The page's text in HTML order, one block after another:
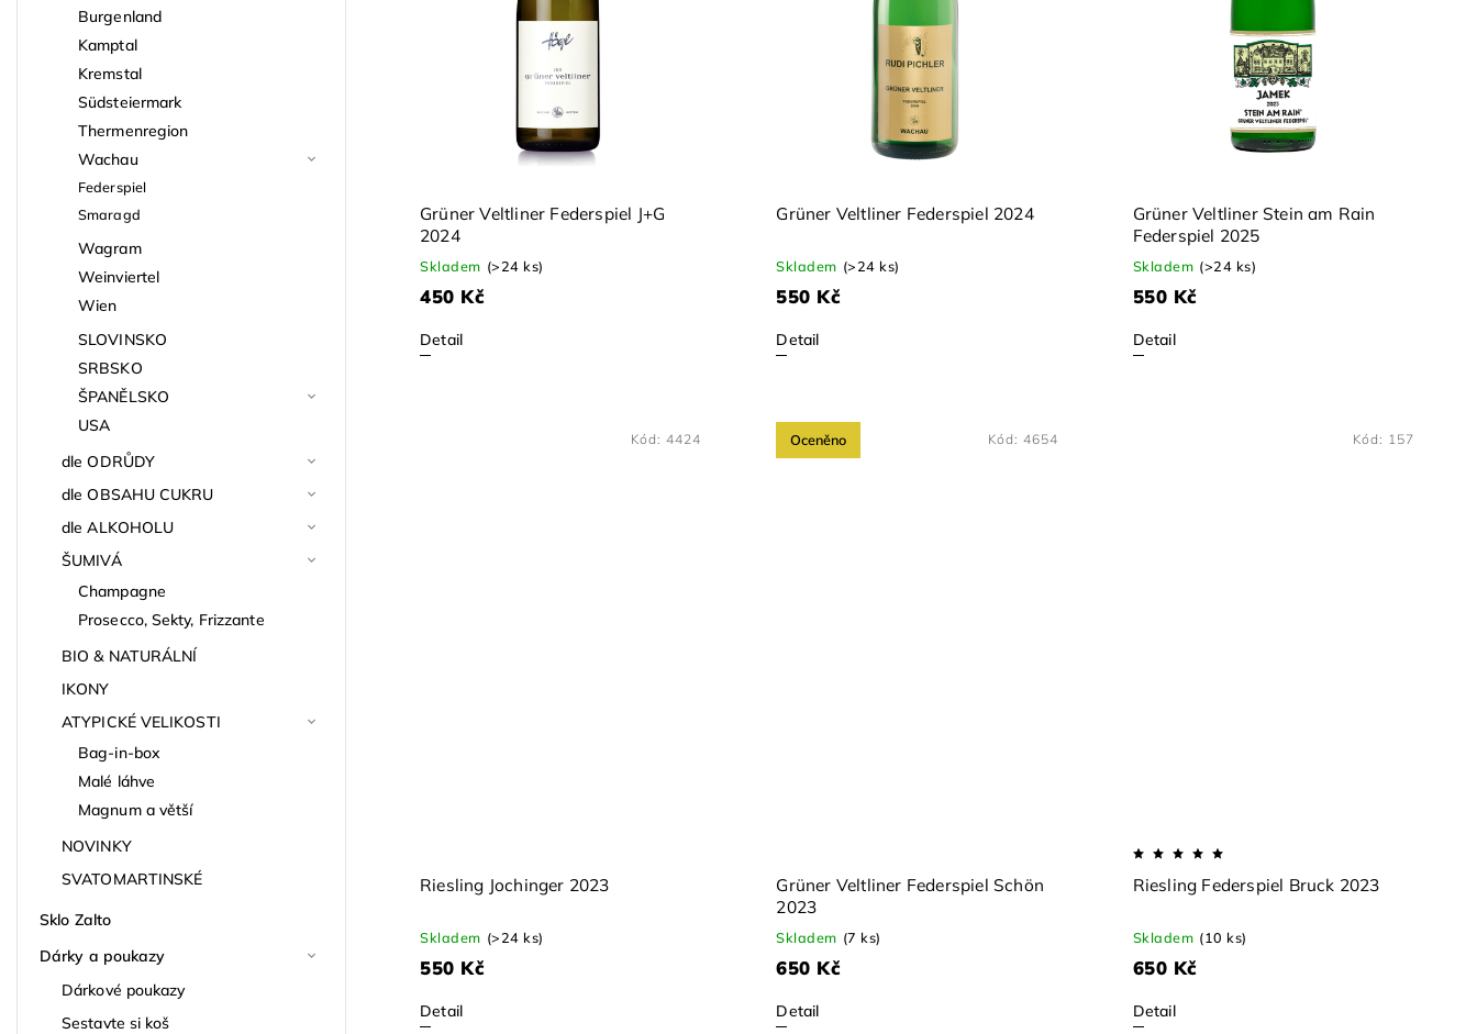
Burgenland
Kamptal
Kremstal
Südsteiermark
Thermenregion
Wachau
Federspiel
Smaragd
Wagram
Weinviertel
Wien
SLOVINSKO
SRBSKO
ŠPANĚLSKO
USA
dle ODRŮDY
dle OBSAHU CUKRU
dle ALKOHOLU
ŠUMIVÁ
Champagne
Prosecco, Sekty, Frizzante
BIO & NATURÁLNÍ
IKONY
ATYPICKÉ VELIKOSTI
Bag-in-box
Malé láhve
Magnum a větší
NOVINKY
SVATOMARTINSKÉ
Sklo Zalto
Dárky a poukazy
Dárkové poukazy
Sestavte si koš
Grüner Veltliner Federspiel J+G
2024
Skladem (>24 ks)
450 Kč
Detail
Grüner Veltliner Federspiel 2024
Skladem (>24 ks)
550 Kč
Detail
Grüner Veltliner Stein am Rain
Federspiel 2025
Skladem (>24 ks)
550 Kč
Detail
Riesling Jochinger 2023
Skladem (>24 ks)
550 Kč
Detail
Kód:4424 Oceněno
Grüner Veltliner Federspiel Schön
2023
Skladem (7 ks)
650 Kč
Detail
Kód: 4654
Riesling Federspiel Bruck 2023
Skladem (10 ks)
650 Kč
Detail
Kód: 157